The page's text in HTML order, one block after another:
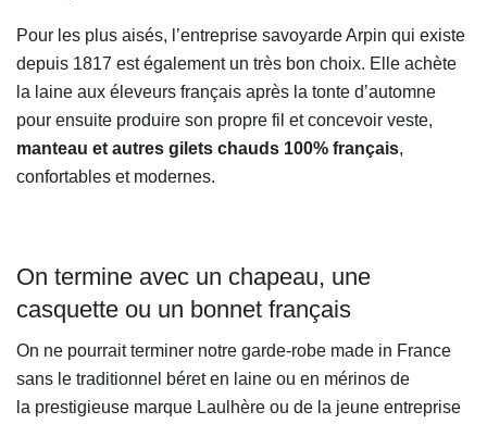
Pour les plus aisés, l’entreprise savoyarde Arpin qui existe
depuis 1817 est également un très bon choix. Elle achète
la laine aux éleveurs français après la tonte d’automne
pour ensuite produire son propre fil et concevoir veste,
manteau et autres gilets chauds 100% français,
confortables et modernes.
On termine avec un chapeau, une
casquette ou un bonnet français
On ne pourrait terminer notre garde-robe made in France
sans le traditionnel béret en laine ou en mérinos de
la prestigieuse marque Laulhère ou de la jeune entreprise